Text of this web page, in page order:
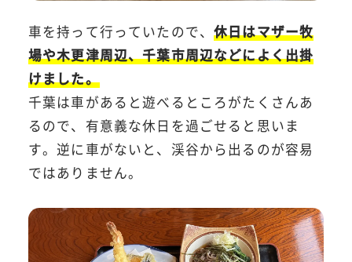
車を持って行っていたので、休日はマザー牧
場や木更津周辺、千葉市周辺などによく出掛
けました。
千葉は車があると遊べるところがたくさんあ
るので、有意義な休日を過ごせると思いま
す。逆に車がないと、渓谷から出るのが容易
ではありません。